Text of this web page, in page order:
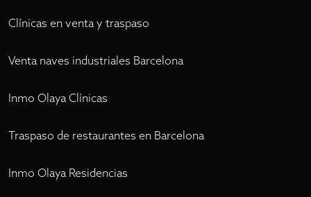
Clínicas en venta y traspaso
Venta naves industriales Barcelona
Inmo Olaya Clínicas
Traspaso de restaurantes en Barcelona
Inmo Olaya Residencias